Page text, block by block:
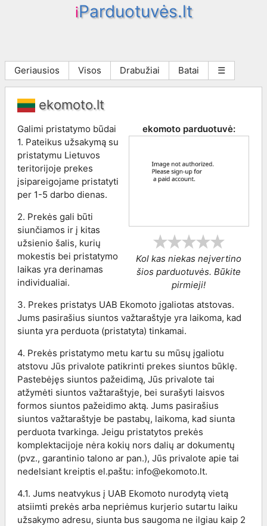
iParduotuvės.lt
Geriausios Visos Drabužiai Batai ☰
ekomoto.lt
ekomotoparduotuvė:
Kol kas niekas neįvertino
šios parduotuvės. Būkite
pirmieji!
Galimi pristatymo būdai
1. Pateikus užsakymą su
pristatymu Lietuvos
teritorijoje prekes
įsipareigojame pristatyti
per 1-5 darbo dienas.
2. Prekės gali būti
siunčiamos ir į kitas
užsienio šalis, kurių
mokestis bei pristatymo
laikas yra derinamas
individualiai.
3. Prekes pristatys UAB Ekomoto įgaliotas atstovas.
Jums pasirašius siuntos važtaraštyje yra laikoma, kad
siunta yra perduota (pristatyta) tinkamai.
4. Prekės pristatymo metu kartu su mūsų įgaliotu
atstovu Jūs privalote patikrinti prekes siuntos būklę.
Pastebėjęs siuntos pažeidimą, Jūs privalote tai
atžymėti siuntos važtaraštyje, bei surašyti laisvos
formos siuntos pažeidimo aktą. Jums pasirašius
siuntos važtaraštyje be pastabų, laikoma, kad siunta
perduota tvarkinga. Jeigu pristatytos prekės
komplektacijoje nėra kokių nors dalių ar dokumentų
(pvz., garantinio talono ar pan.), Jūs privalote apie tai
nedelsiant kreiptis el.paštu: info@ekomoto.lt.
4.1. Jums neatvykus į UAB Ekomoto nurodytą vietą
atsiimti prekės arba nepriėmus kurjerio sutartu laiku
užsakymo adresu, siunta bus saugoma ne ilgiau kaip 2